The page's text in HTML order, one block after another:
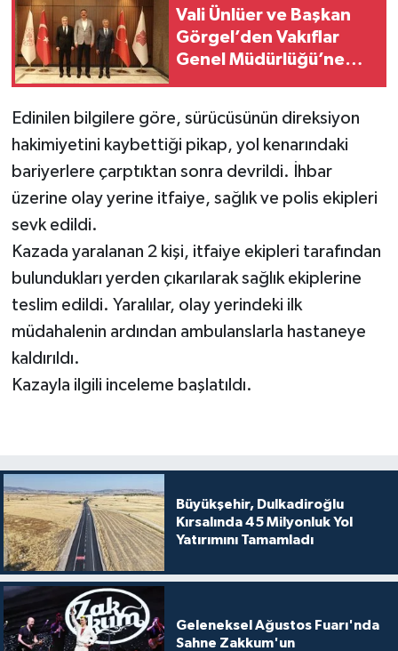
Vali Ünlüer ve Başkan
Görgel’den Vakıflar
Genel Müdürlüğü’ne
Edinilen bilgilere göre, sürücüsünün direksiyon
hakimiyetini kaybettiği pikap, yol kenarındaki
bariyerlere çarptıktan sonra devrildi. İhbar
üzerine olay yerine itfaiye, sağlık ve polis ekipleri
sevk edildi.
Kazada yaralanan 2 kişi, itfaiye ekipleri tarafından
bulundukları yerden çıkarılarak sağlık ekiplerine
teslim edildi. Yaralılar, olay yerindeki ilk
müdahalenin ardından ambulanslarla hastaneye
kaldırıldı.
Kazayla ilgili inceleme başlatıldı.
Büyükşehir, Dulkadiroğlu
Kırsalında 45 Milyonluk Yol
Yatırımını Tamamladı
Geleneksel Ağustos Fuarı'nda
Sahne Zakkum'un